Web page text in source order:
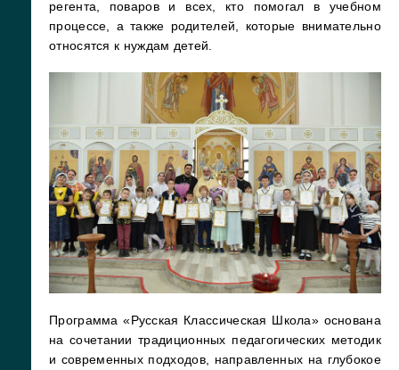
регента, поваров и всех, кто помогал в учебном
процессе, а также родителей, которые внимательно
относятся к нуждам детей.
Программа «Русская Классическая Школа» основана
на сочетании традиционных педагогических методик
и современных подходов, направленных на глубокое